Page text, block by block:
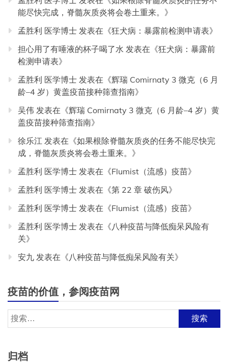
能尽快完成，脊髓灰质炎将会卷土重来。 》
孟胜利 医学博士 发表在《狂犬病：暴露前检测申请表》
担心用了有唾液的杯子喝了水 发表在《狂犬病：暴露前
检测申请表》
孟胜利 医学博士 发表在《辉瑞 Comirnaty 3 微克（6 月
龄–4 岁）黄盖疫苗接种筛查指南》
吴伟 发表在《辉瑞 Comirnaty 3 微克（6 月龄–4 岁）黄
盖疫苗接种筛查指南》
徐乐江 发表在《如果根除脊髓灰质炎的任务不能尽快完
成，脊髓灰质炎将会卷土重来。 》
孟胜利 医学博士 发表在《Flumist（流感）疫苗》
孟胜利 医学博士 发表在《第 22 章 破伤风》
孟胜利 医学博士 发表在《Flumist（流感）疫苗》
孟胜利 医学博士 发表在《八种疫苗与降低痴呆风险有
关》
安九 发表在《八种疫苗与降低痴呆风险有关》
疫苗的价值，参阅疫苗网
搜
索：
归档